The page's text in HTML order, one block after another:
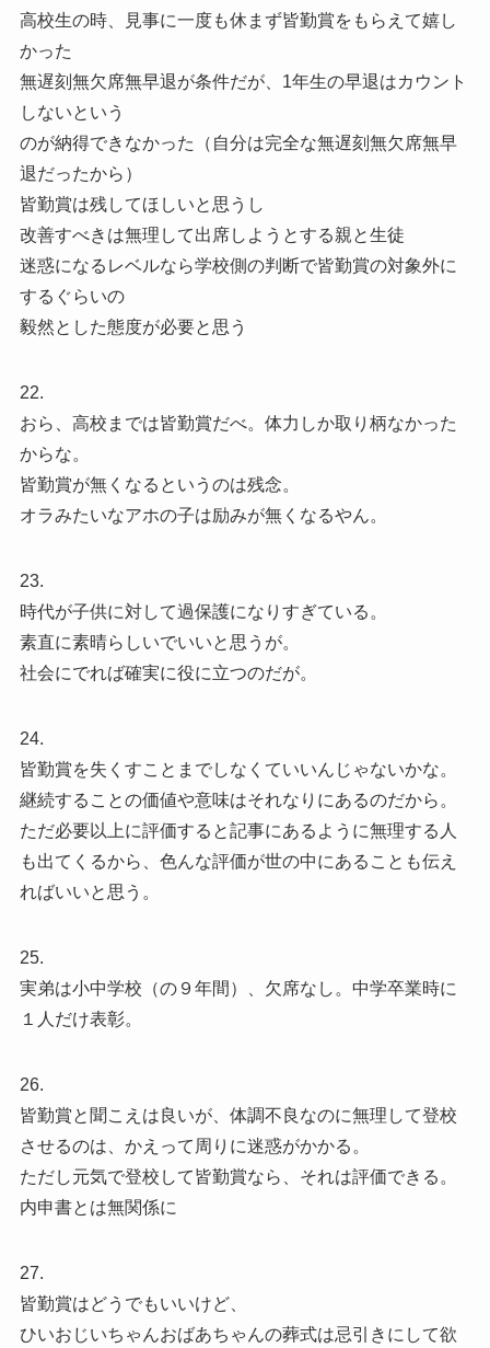
高校生の時、見事に一度も休まず皆勤賞をもらえて嬉し
かった
無遅刻無欠席無早退が条件だが、1年生の早退はカウント
しないという
のが納得できなかった（自分は完全な無遅刻無欠席無早
退だったから）
皆勤賞は残してほしいと思うし
改善すべきは無理して出席しようとする親と生徒
迷惑になるレベルなら学校側の判断で皆勤賞の対象外に
するぐらいの
毅然とした態度が必要と思う
22.
おら、高校までは皆勤賞だべ。体力しか取り柄なかった
からな。
皆勤賞が無くなるというのは残念。
オラみたいなアホの子は励みが無くなるやん。
23.
時代が子供に対して過保護になりすぎている。
素直に素晴らしいでいいと思うが。
社会にでれば確実に役に立つのだが。
24.
皆勤賞を失くすことまでしなくていいんじゃないかな。
継続することの価値や意味はそれなりにあるのだから。
ただ必要以上に評価すると記事にあるように無理する人
も出てくるから、色んな評価が世の中にあることも伝え
ればいいと思う。
25.
実弟は小中学校（の９年間）、欠席なし。中学卒業時に
１人だけ表彰。
26.
皆勤賞と聞こえは良いが、体調不良なのに無理して登校
させるのは、かえって周りに迷惑がかかる。
ただし元気で登校して皆勤賞なら、それは評価できる。
内申書とは無関係に
27.
皆勤賞はどうでもいいけど、
ひいおじいちゃんおばあちゃんの葬式は忌引きにして欲